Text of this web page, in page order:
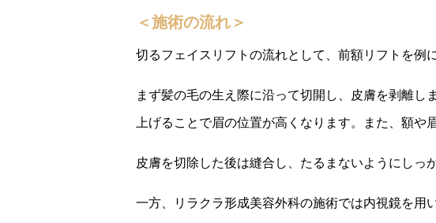
＜施術の流れ＞
切るフェイスリフトの流れとして、前額リフトを例
まず髪の毛の生え際に沿って切開し、皮膚を剥離
上げることで眉の位置が高くなります。また、額
皮膚を切除した後は縫合し、たるまないようにしっ
一方、リラクラ形成美容外科の施術では内視鏡を用